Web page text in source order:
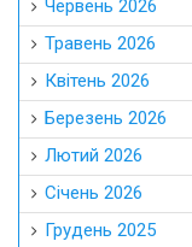
Червень 2026
Травень 2026
Квітень 2026
Березень 2026
Лютий 2026
Січень 2026
Грудень 2025